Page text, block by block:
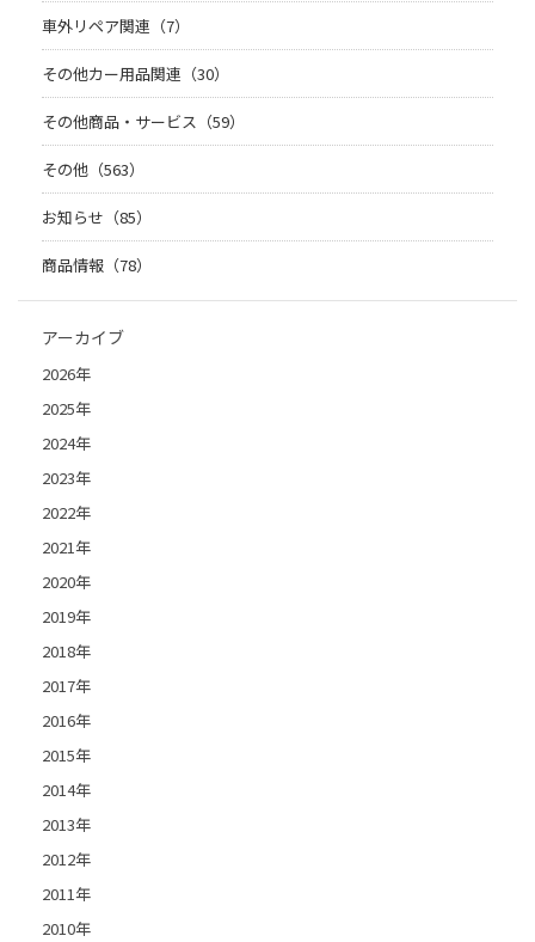
車外リペア関連（7）
その他カー用品関連（30）
その他商品・サービス（59）
その他（563）
お知らせ（85）
商品情報（78）
アーカイブ
2026年
2025年
2024年
2023年
2022年
2021年
2020年
2019年
2018年
2017年
2016年
2015年
2014年
2013年
2012年
2011年
2010年